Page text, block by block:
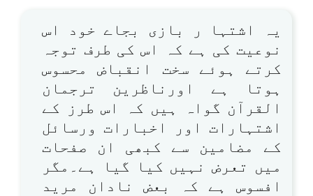
یہ اشتہا ر بازی بجاے خود اس
نوعیت کی ہے کہ اس کی طرف توجہ
کرتے ہوئے سخت انقباض محسوس
ہوتا ہے اورناظرین ترجمان
القرآن گواہ ہیں کہ اس طرز کے
اشتہارات اور اخبارات ورسائل
کے مضامین سے کبھی ان صفحات
میں تعرض نہیں کیا گیا ہے۔مگر
افسوس ہے کہ بعض نادان مرید